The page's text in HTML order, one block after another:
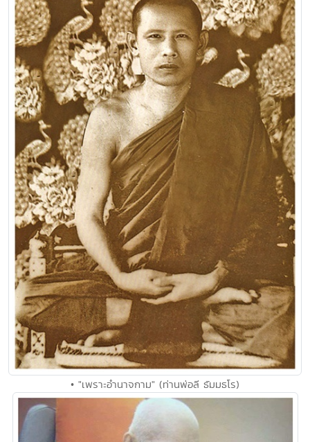
• "เพราะอำนาจกาม" (ท่านพ่อลี ธัมมธโร)